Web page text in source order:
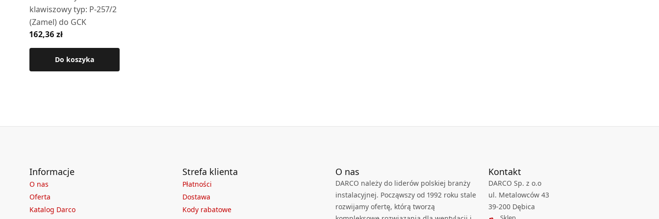
klawiszowy typ: P-257/2
(Zamel) do GCK
162,36 zł
Do koszyka
Informacje
O nas
Oferta
Katalog Darco
Strefa klienta
Płatności
Dostawa
Kody rabatowe
O nas
DARCO należy do liderów polskiej branży
instalacyjnej. Począwszy od 1992 roku stale
rozwijamy ofertę, którą tworzą
Kontakt
DARCO Sp. z o.o
ul. Metalowców 43
39-200 Dębica